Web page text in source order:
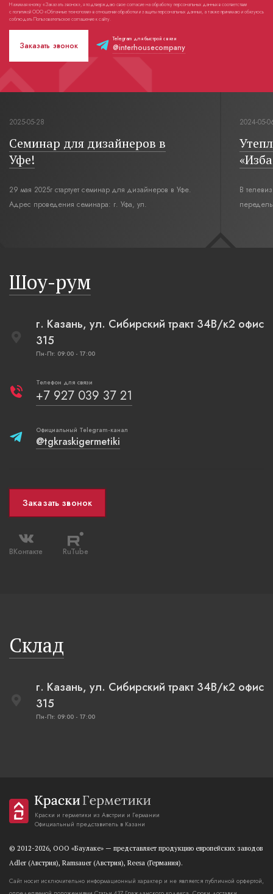
Заказать звонок
Telegram для быстрой связи
@interhousecompany
Нажимая кнопку «Заказать звонок», я подтверждаю свое согласие на обработку персональных данных в соответствии
с политикой ООО «Облачные технологии» в отношении обработки и защиты персональных данных, а также принимаю и обязуюсь
соблюдать Пользовательское соглашение к сайту.
2025-05-28
Семинар для дизайнеров в
Уфе!
29 мая 2025г стартует семинар для дизайнеров в Уфе.
Адрес проведения семинара: г. Уфа, ул.
2024-05-
В
Шоу-рум
г. Казань, ул. Сибирский тракт 34В/к2 офис
315
Пн-Пт: 09:00 - 17:00
Телефон для связи
+7 927 039 37 21
Официальный Telegram-канал
@tgkraskigermetiki
Заказать звонок
ВКонтакте RuTube
Склад
г. Казань, ул. Сибирский тракт 34В/к2 офис
315
Пн-Пт: 09:00 - 17:00
Краски и герметики из Австрии и Германии
Официальный представитель в Казани
© 2012-2026, OOO «Баулаке» — представляет продукцию европейских заводов
Adler (Австрия), Ramsauer (Австрия), Reesa (Германия).
Сайт носит исключительно информационный характер и не является публичной орфертой,